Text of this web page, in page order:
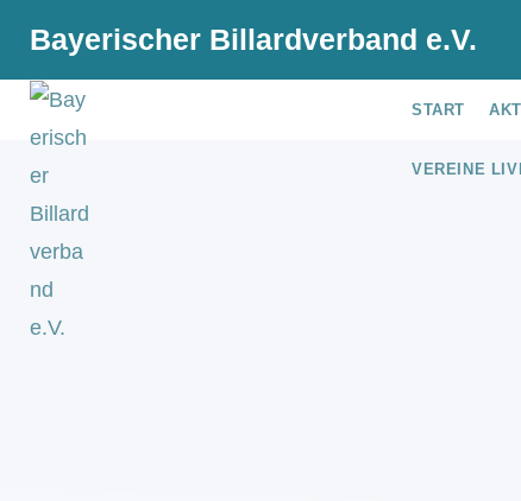
Bayerischer Billardverband e.V.
START
VEREINE